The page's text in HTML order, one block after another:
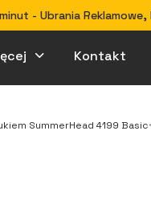
- Ubrania
Kontakt
SummerHead 4199